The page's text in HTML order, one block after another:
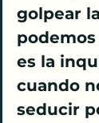
golpear
es la
cuando
seducir